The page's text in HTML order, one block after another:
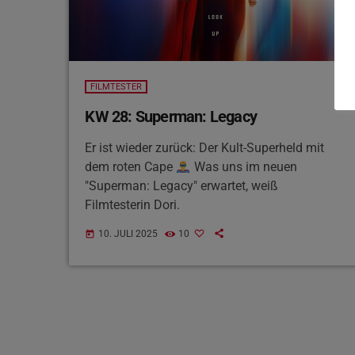
FILMTESTER
KW 28: Superman: Legacy
Er ist wieder zurück: Der Kult-Superheld mit
dem roten Cape
Was uns im neuen
"Superman: Legacy" erwartet, weiß
Filmtesterin Dori.
today 10. JULI 2025 10